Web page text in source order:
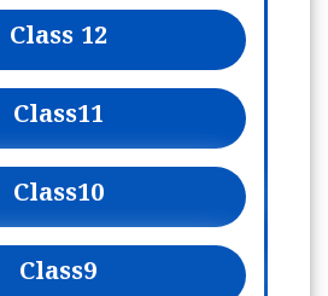
Class 12
Class11
Class10
Class9